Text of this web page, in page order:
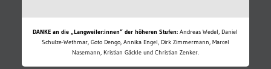
DANKE an die „Langweiler:innen“ der höheren Stufen: Andreas Wedel, Daniel
Schulze-Wethmar, Goto Dengo, Annika Engel, Dirk Zimmermann, Marcel
Nasemann, Kristian Gäckle und Christian Zenker.